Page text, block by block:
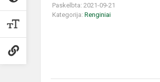
Paskelbta: 2021-09-21
Kategorija: Renginiai